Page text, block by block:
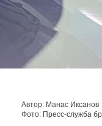
Автор: Манас Иксанов
Фото: Пресс-служба